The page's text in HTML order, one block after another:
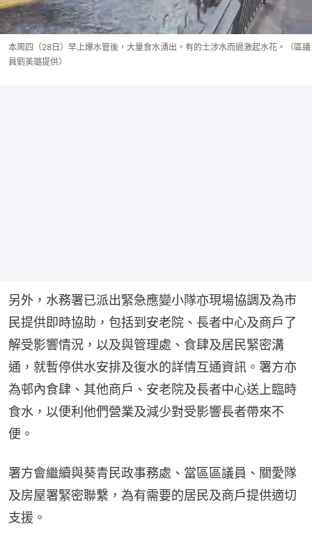
本周四（28日）早上爆水管後，大量食水湧出，有的士涉水而過激起水花。（區議
員劉美璐提供）
另外，水務署已派出緊急應變小隊亦現場協調及為市
民提供即時協助，包括到安老院、長者中心及商戶了
解受影響情況，以及與管理處、食肆及居民緊密溝
通，就暫停供水安排及復水的詳情互通資訊。署方亦
為邨內食肆、其他商戶、安老院及長者中心送上臨時
食水，以便利他們營業及減少對受影響長者帶來不
便。
署方會繼續與葵青民政事務處、當區區議員、關愛隊
及房屋署緊密聯繫，為有需要的居民及商戶提供適切
支援。